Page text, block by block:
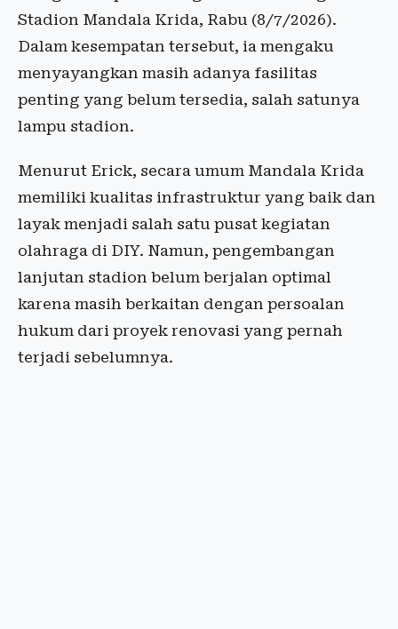
Stadion Mandala Krida, Rabu (8/7/2026).
Dalam kesempatan tersebut, ia mengaku
menyayangkan masih adanya fasilitas
penting yang belum tersedia, salah satunya
lampu stadion.
Menurut Erick, secara umum Mandala Krida
memiliki kualitas infrastruktur yang baik dan
layak menjadi salah satu pusat kegiatan
olahraga di DIY. Namun, pengembangan
lanjutan stadion belum berjalan optimal
karena masih berkaitan dengan persoalan
hukum dari proyek renovasi yang pernah
terjadi sebelumnya.